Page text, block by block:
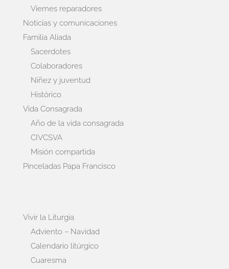
Viernes reparadores
Noticias y comunicaciones
Familia Aliada
Sacerdotes
Colaboradores
Niñez y juventud
Histórico
Vida Consagrada
Año de la vida consagrada
CIVCSVA
Misión compartida
Pinceladas Papa Francisco
Vivir la Liturgia
Adviento – Navidad
Calendario litúrgico
Cuaresma